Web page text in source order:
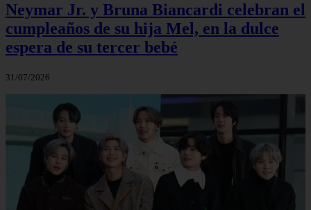
Neymar Jr. y Bruna Biancardi celebran el
cumpleaños de su hija Mel, en la dulce
espera de su tercer bebé
31/07/2026